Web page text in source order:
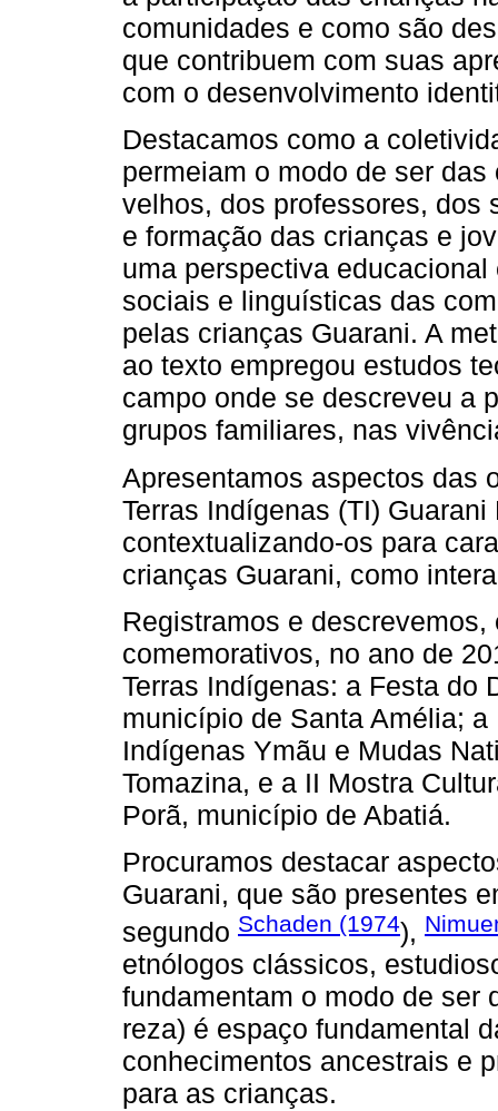
comunidades e como são
que contribuem com suas
com o desenvolvimento
Destacamos como a
permeiam o modo de ser
velhos, dos professores, dos
e formação das crianças e
uma perspectiva
sociais e linguísticas das
pelas crianças Guarani. A
ao texto empregou estudos
campo onde se descreveu a
grupos familiares, nas
Apresentamos aspectos das
Terras Indígenas (TI)
contextualizando-os para
crianças Guarani, como
Registramos e
comemorativos, no ano de
Terras Indígenas: a Festa do
município de Santa Amélia;
Indígenas Ymãu e Mudas
Tomazina, e a II Mostra
Porã, município de Abatiá.
Procuramos destacar
Guarani, que são presentes
segundo Schaden (1974),
etnólogos clássicos,
fundamentam o modo de ser
reza) é espaço fundamental
conhecimentos ancestrais e
para as crianças.